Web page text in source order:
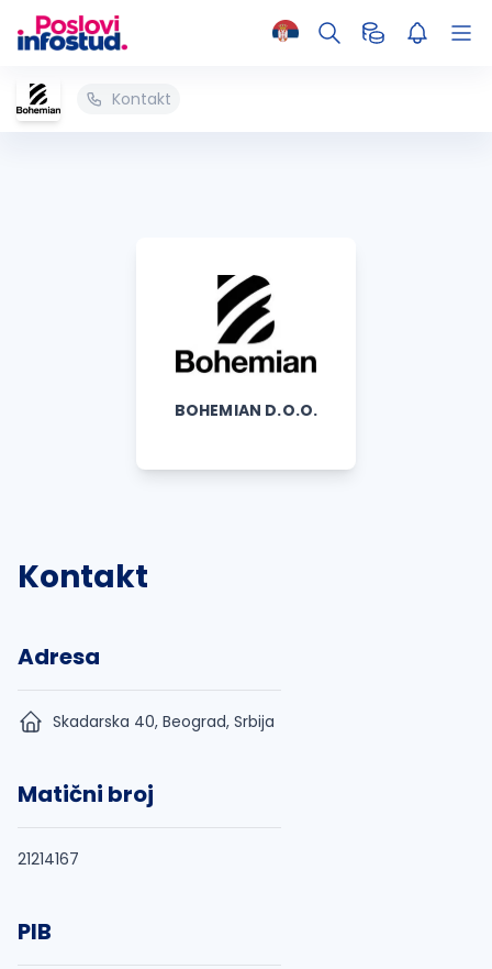
Kontakt
BOHEMIAN D.O.O.
Kontakt
Adresa
Skadarska 40, Beograd, Srbija
Matični broj
21214167
PIB